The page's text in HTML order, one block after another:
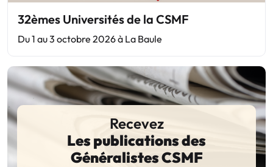
32èmes Universités de la CSMF
Du 1 au 3 octobre 2026 à La Baule
Recevez
Les publications des
Généralistes CSMF